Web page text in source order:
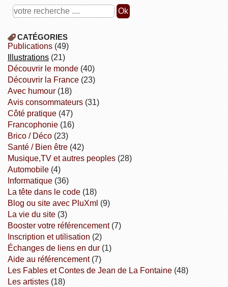
CATÉGORIES
publications(49)
illustrations(21)
découvrir le monde(40)
découvrir la France(23)
avec humour(18)
avis consommateurs(31)
côté pratique(47)
Francophonie(16)
Brico / Déco(23)
Santé / Bien être(42)
Musique,TV et autres peoples(28)
Automobile(4)
informatique(36)
la tête dans le code(18)
Blog ou site avec PluXml (9)
la vie du site(3)
booster votre référencement(7)
inscription et utilisation (2)
échanges de liens en dur(1)
aide au référencement(7)
Les Fables et Contes de Jean de La Fontaine(48)
Les artistes(18)